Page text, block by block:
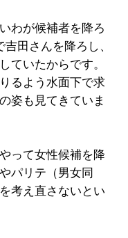
わが候補者を降ろ
田さんを降ろし、
ていたからです。
るよう水面下で求
姿も見てきていま
って女性候補を降
パリテ（男女同
考え直さないとい